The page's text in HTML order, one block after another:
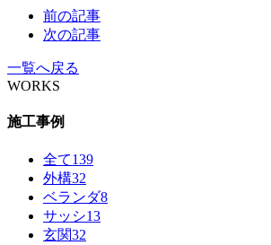
前の記事
次の記事
一覧へ戻る
WORKS
施工事例
全て139
外構32
ベランダ8
サッシ13
玄関32